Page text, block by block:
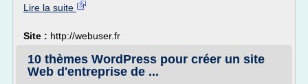
Lire la suite
Site : http://webuser.fr
10 thèmes WordPress pour créer un site
Web d'entreprise de ...